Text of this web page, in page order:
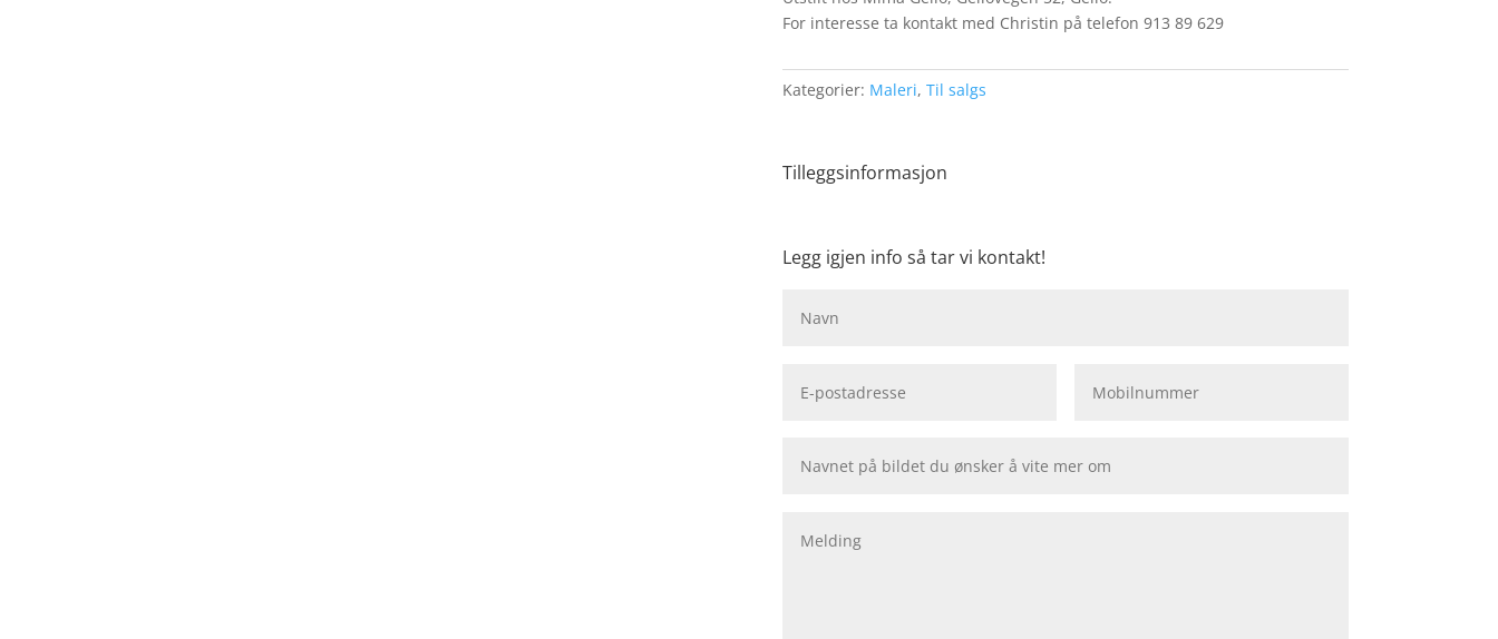
For interesse ta kontakt med Christin på telefon 913 89 629
Kategorier: Maleri, Til salgs
Tilleggsinformasjon
Legg igjen info så tar vi kontakt!